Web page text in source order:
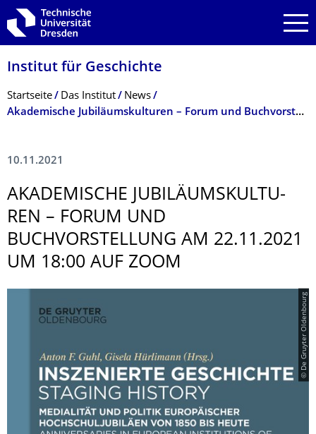
Zur Hauptnavigation springen
Zur Suche springen
Zum Inhalt springen
Institut für Geschichte
Breadcrumb-Menü
Startseite Das Institut
News
Akademische Jubiläumskulturen – Forum und Buchvorstellung am 22.11.2021 um 18:00 auf Zoom
10.11.2021
AKADEMISCHE JUBILÄUMSKULTU­
REN – FORUM UND
BUCHVORSTELLUNG AM 22.11.2021
UM 18:00 AUF ZOOM
© De Gruyter Oldenbourg